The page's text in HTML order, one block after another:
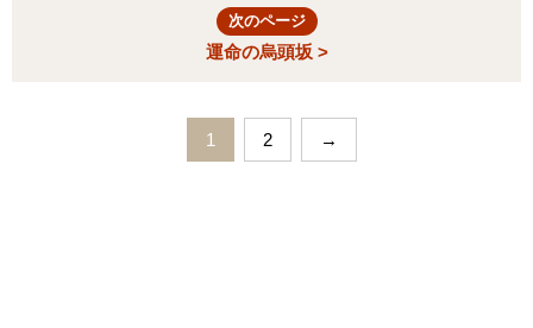
次のページ
運命の烏頭坂 >
1 2 →